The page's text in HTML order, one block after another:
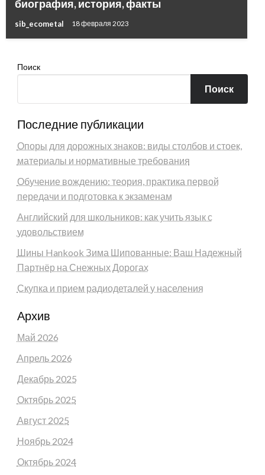
биография, история, факты
sib_ecometal 18 февраля 2023
Поиск
Поиск
Последние публикации
Опоры для дорожных знаков: виды столбов и стоек,
материалы и нормативные требования
Обучение вождению: теория, практика первой
передачи и подготовка к экзаменам
Английский для школьников: как учить язык с
удовольствием
Шины Hankook Зима Шипованные: Ваш Надежный
Партнёр на Снежных Дорогах
Скупка и прием радиодеталей у населения
Архив
Май 2026
Апрель 2026
Декабрь 2025
Октябрь 2025
Август 2025
Ноябрь 2024
Октябрь 2024